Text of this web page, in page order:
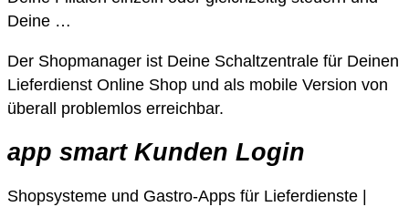
Deine …
Der Shopmanager ist Deine Schaltzentrale für Deinen
Lieferdienst Online Shop und als mobile Version von
überall problemlos erreichbar.
app smart Kunden Login
Shopsysteme und Gastro-Apps für Lieferdienste |